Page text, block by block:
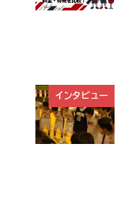
インタビュー